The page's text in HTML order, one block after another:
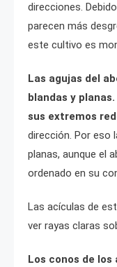
direcciones.
parecen más
este cultivo es
Las agujas del
blandas y
sus extremos
dirección. Por eso
planas, aunque el
ordenado en su
Las acículas de
ver rayas claras
Los conos de